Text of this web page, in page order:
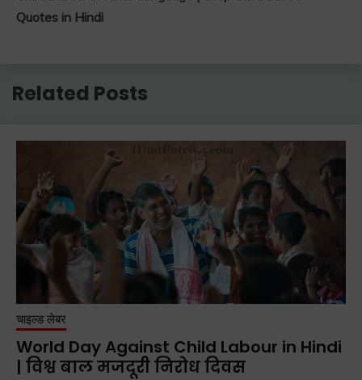
Quotes in Hindi
Related Posts
चाइल्ड लेबर
World Day Against Child Labour in Hindi
| विश्व बाल मजदूरी निरोध दिवस